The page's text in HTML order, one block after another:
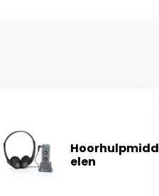
Hoorhulpmidd
elen